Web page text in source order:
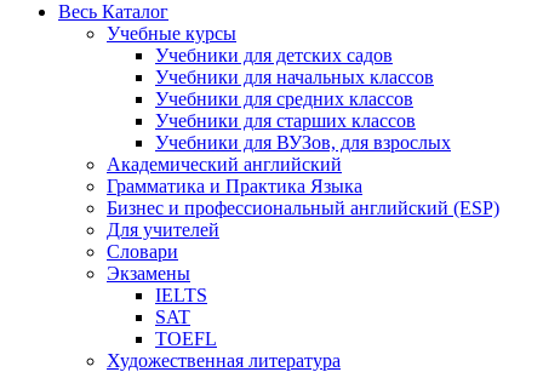
Весь Каталог
Учебные курсы
Учебники для детских садов
Учебники для начальных классов
Учебники для средних классов
Учебники для старших классов
Учебники для ВУЗов, для взрослых
Академический английский
Грамматика и Практика Языка
Бизнес и профессиональный английский (ESP)
Для учителей
Словари
Экзамены
IELTS
SAT
TOEFL
Художественная литература